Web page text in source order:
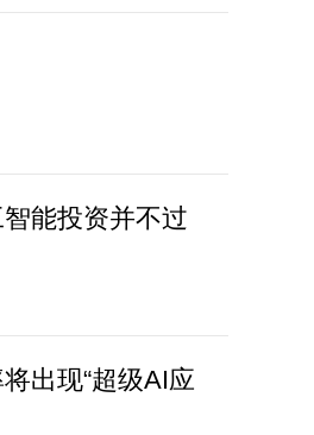
能投资并不过
出现“超级AI应